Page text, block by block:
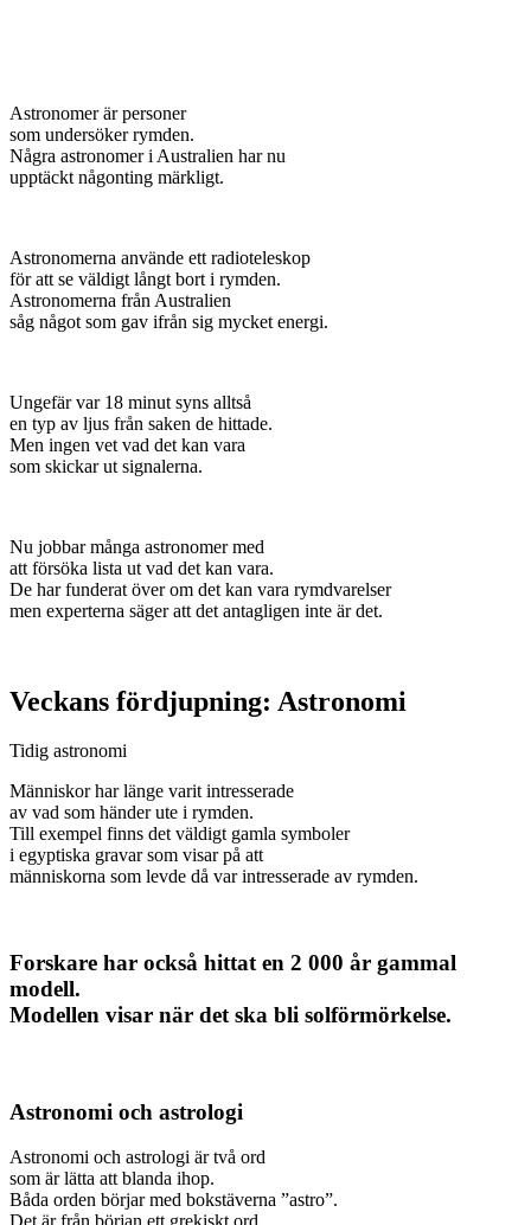
Astronomer är personer
som undersöker rymden.
Några astronomer i Australien har nu
upptäckt någonting märkligt.
Astronomerna använde ett radioteleskop
för att se väldigt långt bort i rymden.
Astronomerna från Australien
såg något som gav ifrån sig mycket energi.
Ungefär var 18 minut syns alltså
en typ av ljus från saken de hittade.
Men ingen vet vad det kan vara
som skickar ut signalerna.
Nu jobbar många astronomer med
att försöka lista ut vad det kan vara.
De har funderat över om det kan vara rymdvarelser
men experterna säger att det antagligen inte är det.
Veckans fördjupning: Astronomi
Tidig astronomi
Människor har länge varit intresserade
av vad som händer ute i rymden.
Till exempel finns det väldigt gamla symboler
i egyptiska gravar som visar på att
människorna som levde då var intresserade av rymden.
Forskare har också hittat en 2 000 år gammal
modell.
Modellen visar när det ska bli solförmörkelse.
Astronomi och astrologi
Astronomi och astrologi är två ord
som är lätta att blanda ihop.
Båda orden börjar med bokstäverna ”astro”.